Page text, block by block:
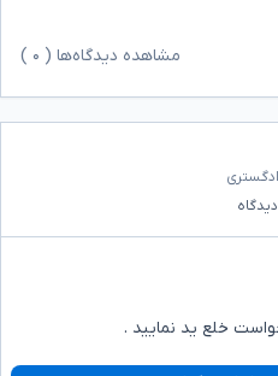
مشاهده دیدگاه‌ها ( ۰
دیدگاه
خلع ید نمایید .